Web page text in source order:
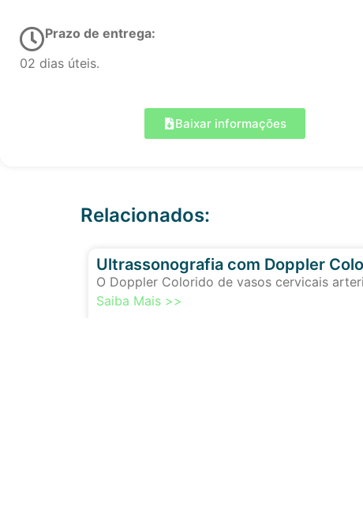
Prazo de entrega:
02 dias úteis.
Baixar informações
Relacionados:
Ultrassonografia com Doppler
O Doppler Colorido de vasos cervicais
Saiba Mais >>